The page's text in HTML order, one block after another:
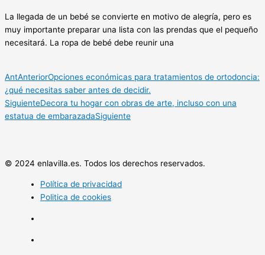
La llegada de un bebé se convierte en motivo de alegría, pero es
muy importante preparar una lista con las prendas que el pequeño
necesitará. La ropa de bebé debe reunir una
AntAnteriorOpciones económicas para tratamientos de ortodoncia:
¿qué necesitas saber antes de decidir.
SiguienteDecora tu hogar con obras de arte, incluso con una
estatua de embarazadaSiguiente
© 2024 enlavilla.es. Todos los derechos reservados.
Política de privacidad
Politica de cookies